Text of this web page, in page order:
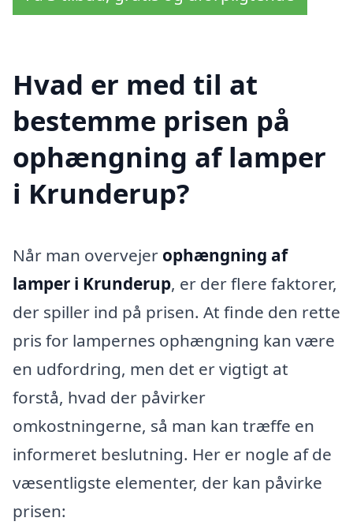
Hvad er med til at
bestemme prisen på
ophængning af lamper
i Krunderup?
Når man overvejer ophængning af
lamper i Krunderup, er der flere faktorer,
der spiller ind på prisen. At finde den rette
pris for lampernes ophængning kan være
en udfordring, men det er vigtigt at
forstå, hvad der påvirker
omkostningerne, så man kan træffe en
informeret beslutning. Her er nogle af de
væsentligste elementer, der kan påvirke
prisen: